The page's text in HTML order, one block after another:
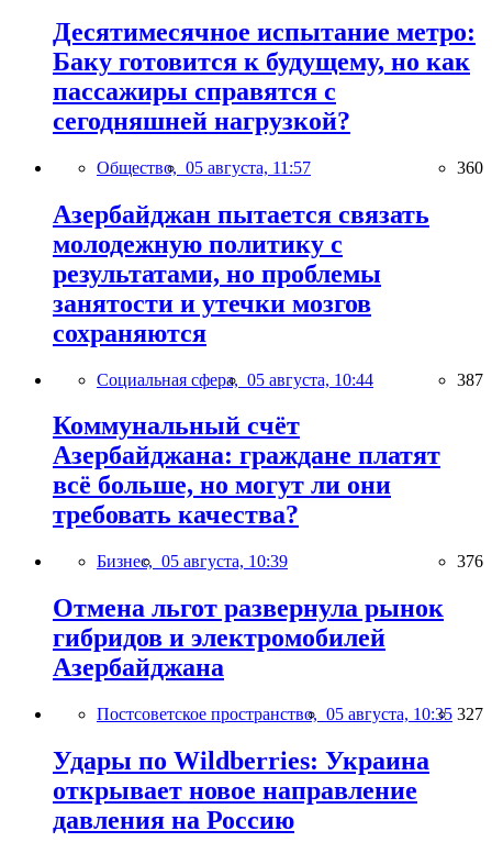
Десятимесячное испытание метро:
Баку готовится к будущему, но как
пассажиры справятся с
сегодняшней нагрузкой?
Общество, 05 августа, 11:57 360
Азербайджан пытается связать
молодежную политику с
результатами, но проблемы
занятости и утечки мозгов
сохраняются
Социальная сфера, 05 августа, 10:44 387
Коммунальный счёт
Азербайджана: граждане платят
всё больше, но могут ли они
требовать качества?
Бизнес, 05 августа, 10:39 376
Отмена льгот развернула рынок
гибридов и электромобилей
Азербайджана
Постсоветское пространство, 05 августа, 10:35 327
Удары по Wildberries: Украина
открывает новое направление
давления на Россию